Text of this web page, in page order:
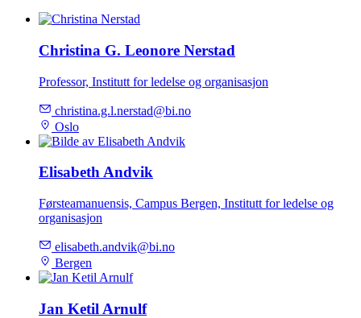
Christina G. Leonore Nerstad
Professor, Institutt for ledelse og organisasjon
christina.g.l.nerstad@bi.no
Oslo
Elisabeth Andvik
Førsteamanuensis, Campus Bergen, Institutt for ledelse og
organisasjon
elisabeth.andvik@bi.no
Bergen
Jan Ketil Arnulf